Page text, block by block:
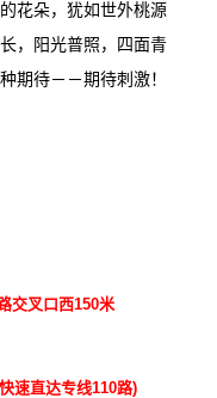
花朵，犹如世外桃源
，阳光普照，四面青
期待－－期待刺激！
交叉口西150米
速直达专线110路)